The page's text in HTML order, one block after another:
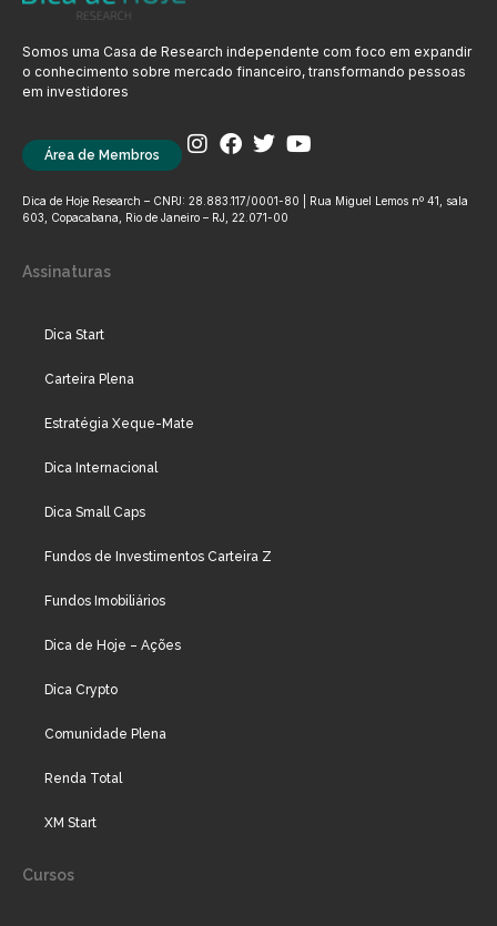
Somos uma Casa de Research independente com foco em expandir
o conhecimento sobre mercado financeiro, transformando pessoas
em investidores
Área de Membros
Dica de Hoje Research – CNPJ: 28.883.117/0001-80 | Rua Miguel Lemos nº 41, sala
603, Copacabana, Rio de Janeiro – RJ, 22.071-00
Assinaturas
Dica Start
Carteira Plena
Estratégia Xeque-Mate
Dica Internacional
Dica Small Caps
Fundos de Investimentos Carteira Z
Fundos Imobiliários
Dica de Hoje – Ações
Dica Crypto
Comunidade Plena
Renda Total
XM Start
Cursos